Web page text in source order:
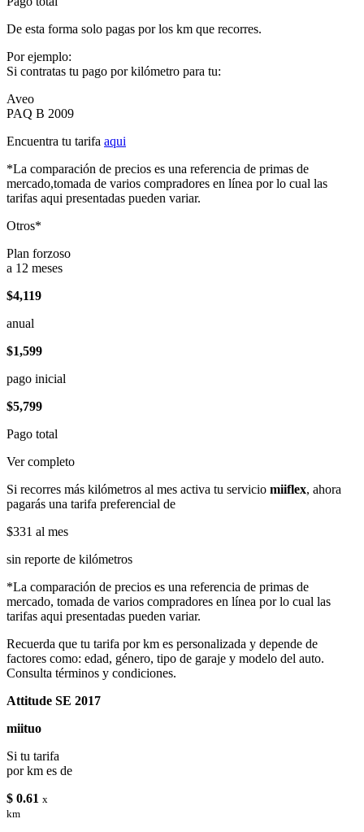
De esta forma solo pagas por los km que recorres.
Por ejemplo:
Si contratas tu pago por kilómetro para tu:
Aveo
PAQ B 2009
Encuentra tu tarifa aqui
*La comparación de precios es una referencia de primas de
mercado,tomada de varios compradores en línea por lo cual las
tarifas aqui presentadas pueden variar.
Otros*
Plan forzoso
a 12 meses
$4,119
anual
$1,599
pago inicial
$5,799
Pago total
Ver completo
Si recorres más kilómetros al mes activa tu servicio miiflex, ahora
pagarás una tarifa preferencial de
$331 al mes
sin reporte de kilómetros
*La comparación de precios es una referencia de primas de
mercado, tomada de varios compradores en línea por lo cual las
tarifas aqui presentadas pueden variar.
Recuerda que tu tarifa por km es personalizada y depende de
factores como: edad, género, tipo de garaje y modelo del auto.
Consulta términos y condiciones.
Attitude SE 2017
miituo
Si tu tarifa
por km es de
$ 0.61 x
km